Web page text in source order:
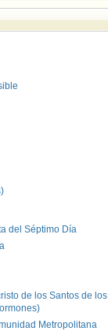
del Séptimo Día
de los Santos de los
Metropolitana